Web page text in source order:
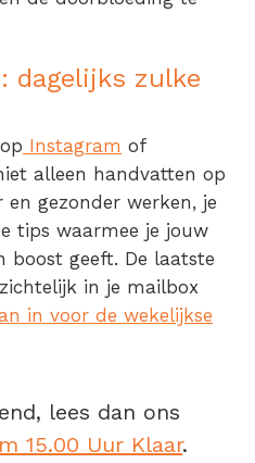
dagelijks zulke
Instagram of
alleen handvatten op
gezonder werken, je
tips waarmee je jouw
boost geeft. De laatste
in je mailbox
in voor de wekelijkse
lees dan ons
15.00 Uur Klaar.